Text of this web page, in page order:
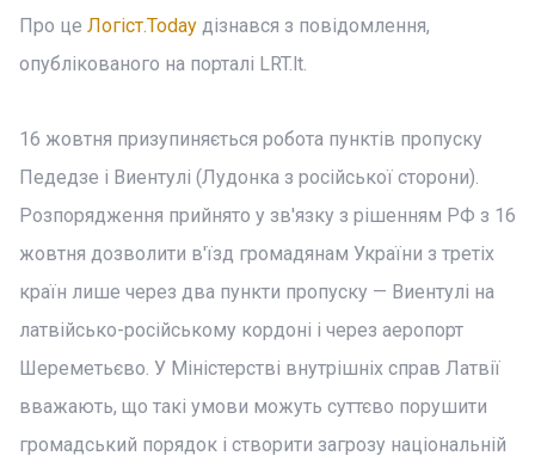
Про це Логіст.Today дізнався з повідомлення,
опублікованого на порталі LRT.lt.
16 жовтня призупиняється робота пунктів пропуску
Педедзе і Виентулі (Лудонка з російської сторони).
Розпорядження прийнято у зв'язку з рішенням РФ з 16
жовтня дозволити в'їзд громадянам України з третіх
країн лише через два пункти пропуску — Виентулі на
латвійсько-російському кордоні і через аеропорт
Шереметьєво. У Міністерстві внутрішніх справ Латвії
вважають, що такі умови можуть суттєво порушити
громадський порядок і створити загрозу національній